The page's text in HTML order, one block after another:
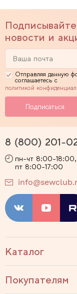
новости и
Отправляя данную
соглашаетесь с
политикой
Каталог
Покупателям
8 (800) 201-
пн-чт 8:00-18:00,
пт 8:00-17:00